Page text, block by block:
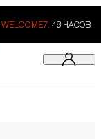
WELCOME7. 48 ЧАСОВ